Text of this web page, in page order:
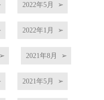
2022年5月
2022年1月
2021年8月
2021年5月